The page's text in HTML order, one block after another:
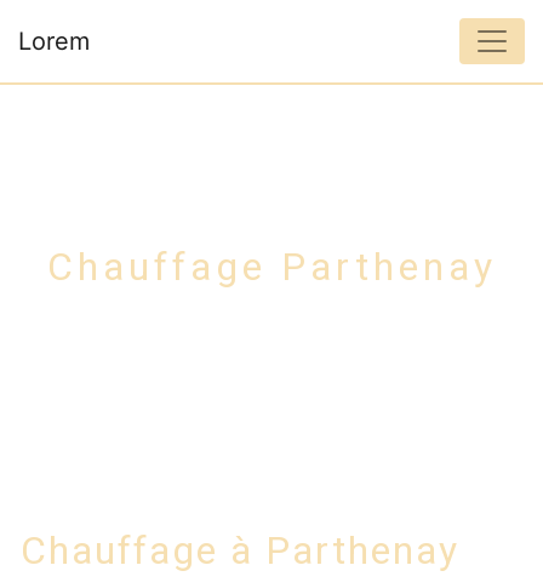
Lorem
Chauffage Parthenay
Chauffage à Parthenay